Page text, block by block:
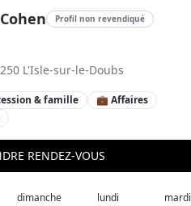
Profil non revendiqué
L'Isle-sur-le-Doubs
& famille
💼 Affaires
RENDEZ-VOUS
dimanche
lundi
mardi